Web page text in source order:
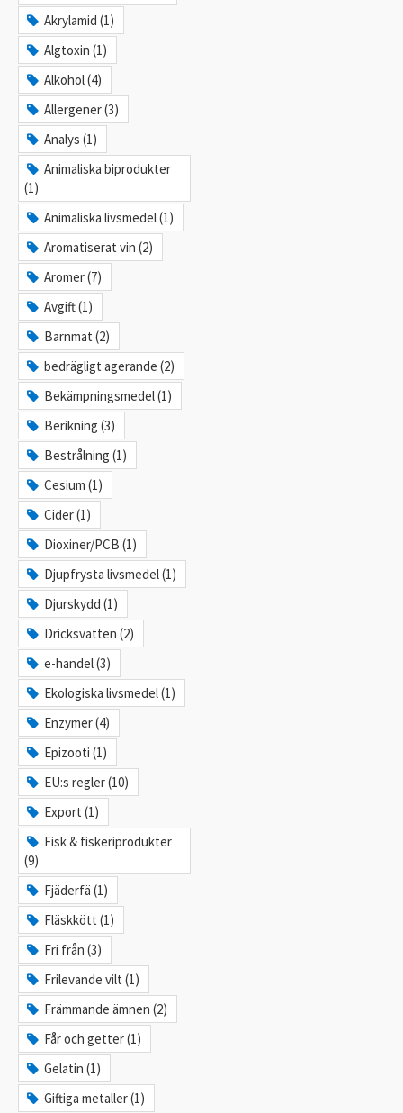
Akrylamid (1)
Algtoxin (1)
Alkohol (4)
Allergener (3)
Analys (1)
Animaliska biprodukter
(1)
Animaliska livsmedel (1)
Aromatiserat vin (2)
Aromer (7)
Avgift (1)
Barnmat (2)
bedrägligt agerande (2)
Bekämpningsmedel (1)
Berikning (3)
Bestrålning (1)
Cesium (1)
Cider (1)
Dioxiner/PCB (1)
Djupfrysta livsmedel (1)
Djurskydd (1)
Dricksvatten (2)
e-handel (3)
Ekologiska livsmedel (1)
Enzymer (4)
Epizooti (1)
EU:s regler (10)
Export (1)
Fisk & fiskeriprodukter
(9)
Fjäderfä (1)
Fläskkött (1)
Fri från (3)
Frilevande vilt (1)
Främmande ämnen (2)
Får och getter (1)
Gelatin (1)
Giftiga metaller (1)